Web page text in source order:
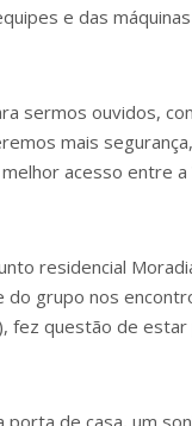
e das
sermos ouvidos,
mais
acesso entre a
residencial
grupo nos
fez questão de
porta de casa, um